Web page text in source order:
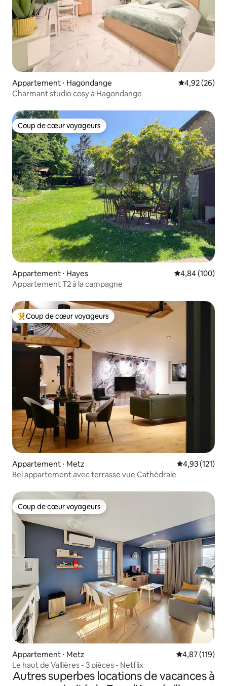
Appartement ⋅ Hagondange Évaluation
4,92 (26)
Charmant studio cosy à Hagondange
Coup de cœur voyageurs
Coup de cœur voyageurs
Appartement ⋅ Hayes Évaluation
4,84 (100)
Appartement T2 à la campagne
Coups de cœur voyageurs les plus appréciés
Coup de cœur voyageurs
Appartement ⋅ Metz Évaluation
4,93 (121)
Bel appartement avec terrasse vue Cathédrale
Coup de cœur voyageurs
Coup de cœur voyageurs
Appartement ⋅ Metz Évaluation
4,87 (119)
Le haut de Vallières - 3 pièces - Netflix
Autres superbes locations de vacances à